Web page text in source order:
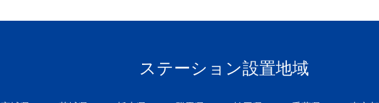
ステーション設置地域